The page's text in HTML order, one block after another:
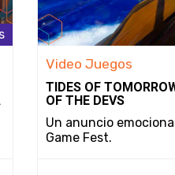
Video Juegos
TIDES OF
OF THE DEVS
Un anuncio
Game Fest.